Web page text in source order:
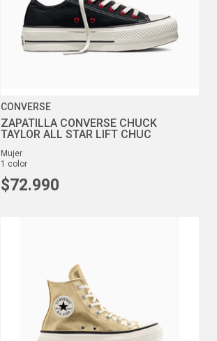
CONVERSE
ZAPATILLA CONVERSE CHUCK
TAYLOR ALL STAR LIFT CHUC
mujer
1 color
$72.990